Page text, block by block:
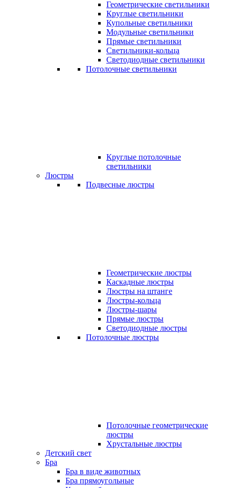
Геометрические светильники
Круглые светильники
Купольные светильники
Модульные светильники
Прямые светильники
Светильники-кольца
Светодиодные светильники
Потолочные светильники
Круглые потолочные
светильники
Люстры
Подвесные люстры
Геометрические люстры
Каскадные люстры
Люстры на штанге
Люстры-кольца
Люстры-шары
Прямые люстры
Светодиодные люстры
Потолочные люстры
Потолочные геометрические
люстры
Хрустальные люстры
Детский свет
Бра
Бра в виде животных
Бра прямоугольные